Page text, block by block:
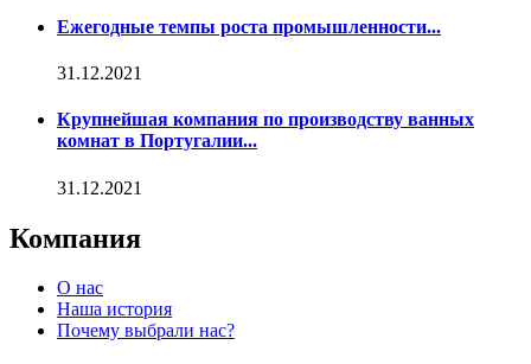
Ежегодные темпы роста промышленности...
31.12.2021
Крупнейшая компания по производству ванных
комнат в Португалии...
31.12.2021
Компания
О нас
Наша история
Почему выбрали нас?